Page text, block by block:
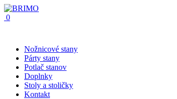
0
Nožnicové stany
Párty stany
Potlač stanov
Doplnky
Stoly a stoličky
Kontakt